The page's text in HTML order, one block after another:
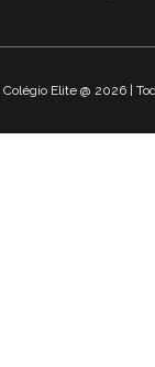
Colégio Elite @ 2026 |